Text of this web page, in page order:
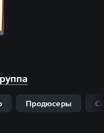
Продюсеры